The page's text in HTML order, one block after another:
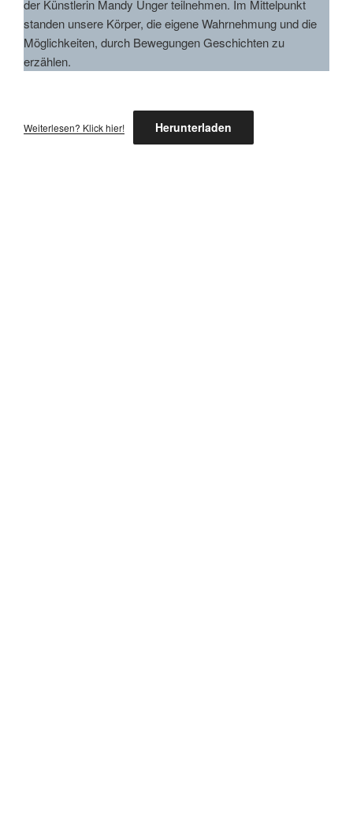
der Künstlerin Mandy Unger teilnehmen. Im Mittelpunkt
standen unsere Körper, die eigene Wahrnehmung und die
Möglichkeiten, durch Bewegungen Geschichten zu
erzählen.
Weiterlesen? Klick hier! Herunterladen